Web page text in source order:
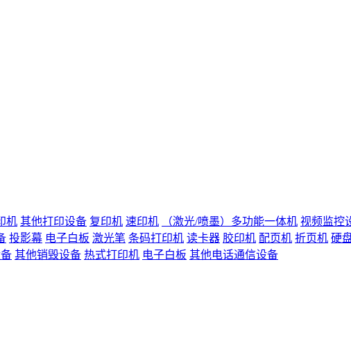
机 其他打印设备 复印机 速印机 （激光/喷墨）多功能一体机 视频监控
投影幕 电子白板 激光笔 条码打印机 读卡器 胶印机 配页机 折页机 硬
其他销毁设备 热式打印机 电子白板 其他电话通信设备